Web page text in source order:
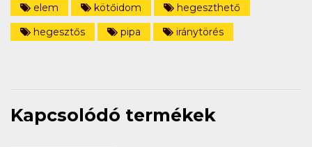
elem
kötőidom
hegeszthető
hegesztős
pipa iránytörés
Kapcsolódó termékek